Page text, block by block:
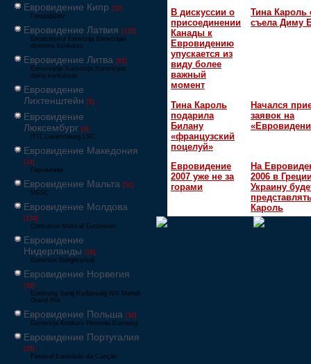
Евровидение Кипр [52]
Γιουροβίζιον
Евровидение Латвия [125]
Eirodziesma Eirovīzija Eirovīzijas
dziesmu konkurss
Евровидение Литва [65]
Eurovizijoje Eurovizija Eurovizijos
dainų konkursas
Евровидение
Лихтенштейн [6]
Евровидение
Люксембург [6]
RTL Luxembourg LSC
Евровидение Македония
[24]
Евровизија
Евровидение Мальта [51]
MESC
Евровидение Молдова
[134]
Concursul Muzical Eurovision
Евровидение
Нидерланды [26]
Eurovisie Songfestival
Евровидение Норвегия
[39]
Eurosong Sang Ryddesalg Nrk Melodi
Grand Prix
Евровидение Польша [36]
Eurowizja Konkurs Piosenki Eurowizji
Евровидение Португалия
[25]
Festival Eurovisão da Canção
В дискуссии о
присоединении
Канады к
Евровидению
упускается из
виду более
важный
момент
Тина Кароль
съела Диму
Тина Кароль
подарила
Билану
«французский
поцелуй»
Начался
заявок на
Евровидение
2007 уже не за
горами
На
2006 в
Украину
Кароль